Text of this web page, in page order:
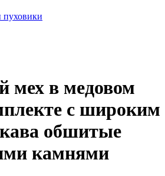
пуховики
мех в медовом
с широким
обшитые
камнями